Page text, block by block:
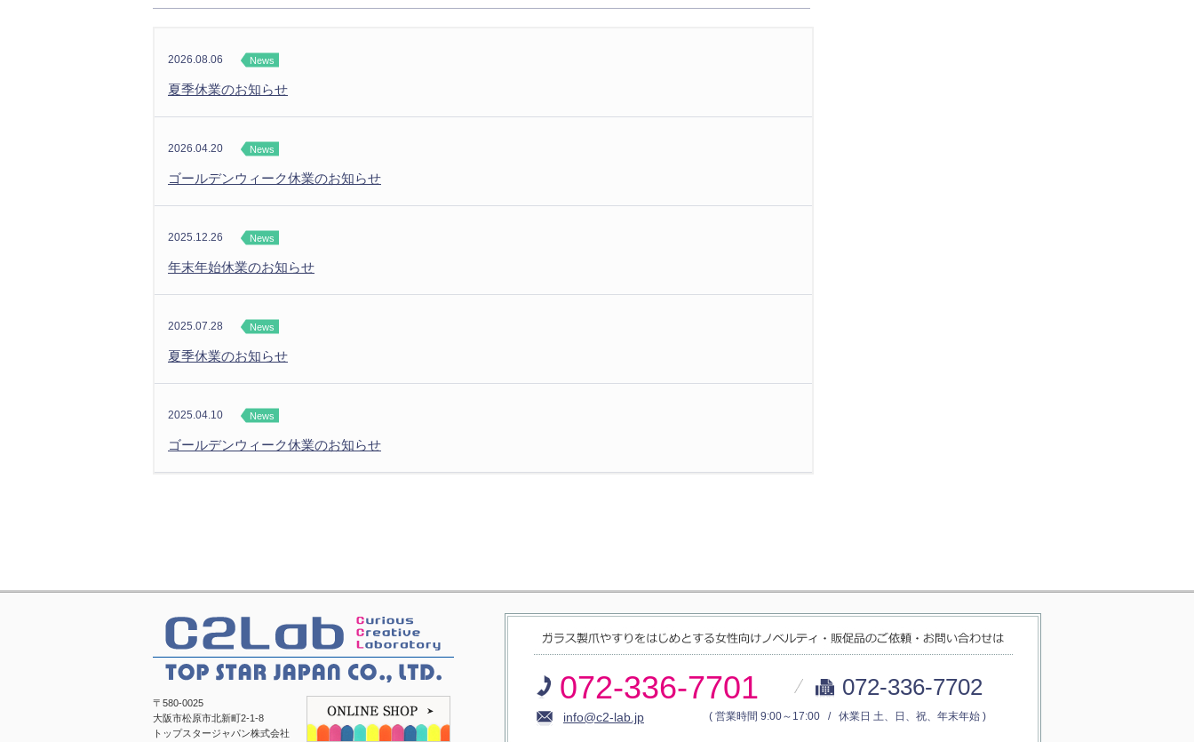
2026.08.06 News
夏季休業のお知らせ
2026.04.20 News
ゴールデンウィーク休業のお知らせ
2025.12.26 News
年末年始休業のお知らせ
2025.07.28 News
夏季休業のお知らせ
2025.04.10 News
ゴールデンウィーク休業のお知らせ
〒580-0025
大阪市松原市北新町2-1-8
トップスタージャパン株式会社
072-336-7701 072-336-7702
info@c2-lab.jp ( 営業時間 9:00～17:00 / 休業日 土、日、祝、年末年始 )